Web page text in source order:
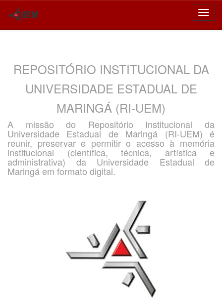
REPOSITÓRIO INSTITUCIONAL DA
UNIVERSIDADE ESTADUAL DE
MARINGÁ (RI-UEM)
A missão do Repositório Institucional da
Universidade Estadual de Maringá (RI-UEM) é
reunir, preservar e permitir o acesso à memória
institucional (científica, técnica, artística e
administrativa) da Universidade Estadual de
Maringá em formato digital.